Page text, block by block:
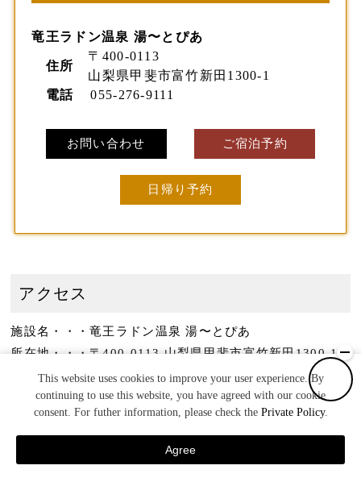
竜王ラドン温泉 湯〜とぴあ
住所
〒400-0113
山梨県甲斐市富竹新田1300-1
電話
055-276-9111
お問い合わせ ご宿泊予約
日帰り予約
アクセス
施設名・・・竜王ラドン温泉 湯〜とぴあ
所在地・・・〒400-0113 山梨県甲斐市富竹新田1300-1
電話番号・・・055-276-9111
TEL 宿泊予約 日帰り予約 MENU
This website uses cookies to improve your user experience. By
continuing to use this website, you have agreed with our cookie
consent. For futher information, please check the Private Policy.
Agree